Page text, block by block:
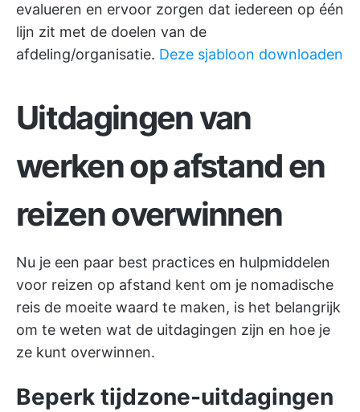
evalueren en ervoor zorgen dat iedereen op één
lijn zit met de doelen van de
afdeling/organisatie. Deze sjabloon downloaden
Uitdagingen van
werken op afstand en
reizen overwinnen
Nu je een paar best practices en hulpmiddelen
voor reizen op afstand kent om je nomadische
reis de moeite waard te maken, is het belangrijk
om te weten wat de uitdagingen zijn en hoe je
ze kunt overwinnen.
Beperk tijdzone-uitdagingen